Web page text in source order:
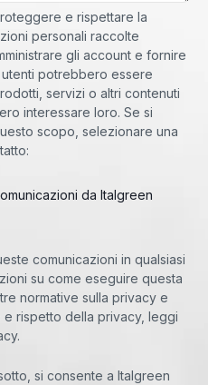
e rispettare la
personali raccolte
gli account e fornire
potrebbero essere
servizi o altri contenuti
interessare loro. Se si
scopo, selezionare una
da Italgreen
comunicazioni in qualsiasi
su come eseguire questa
normative sulla privacy e
rispetto della privacy, leggi
si consente a Italgreen